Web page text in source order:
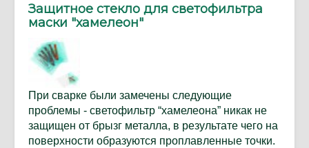
Защитное стекло для светофильтра
маски "хамелеон"
При сварке были замечены следующие
проблемы - светофильтр “хамелеона” никак не
защищен от брызг металла, в результате чего на
поверхности образуются проплавленные точки.